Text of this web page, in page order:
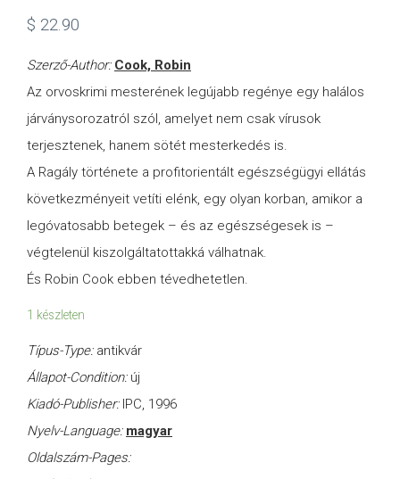
US
$ 22.90
Szerző-Author: Cook, Robin
Az orvoskrimi mesterének legújabb regénye egy halálos
járványsorozatról szól, amelyet nem csak vírusok
terjesztenek, hanem sötét mesterkedés is.
A Ragály története a profitorientált egészségügyi ellátás
következményeit vetíti elénk, egy olyan korban, amikor a
legóvatosabb betegek – és az egészségesek is –
végtelenül kiszolgáltatottakká válhatnak.
És Robin Cook ebben tévedhetetlen.
1 készleten
Típus-Type: antikvár
Állapot-Condition: új
Kiadó-Publisher: IPC, 1996
Nyelv-Language: magyar
Oldalszám-Pages: